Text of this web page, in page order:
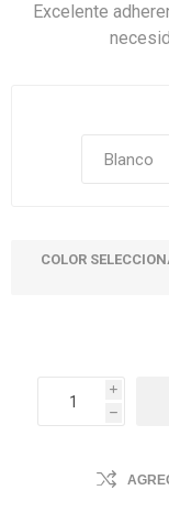
Excelente
COLOR
i
h